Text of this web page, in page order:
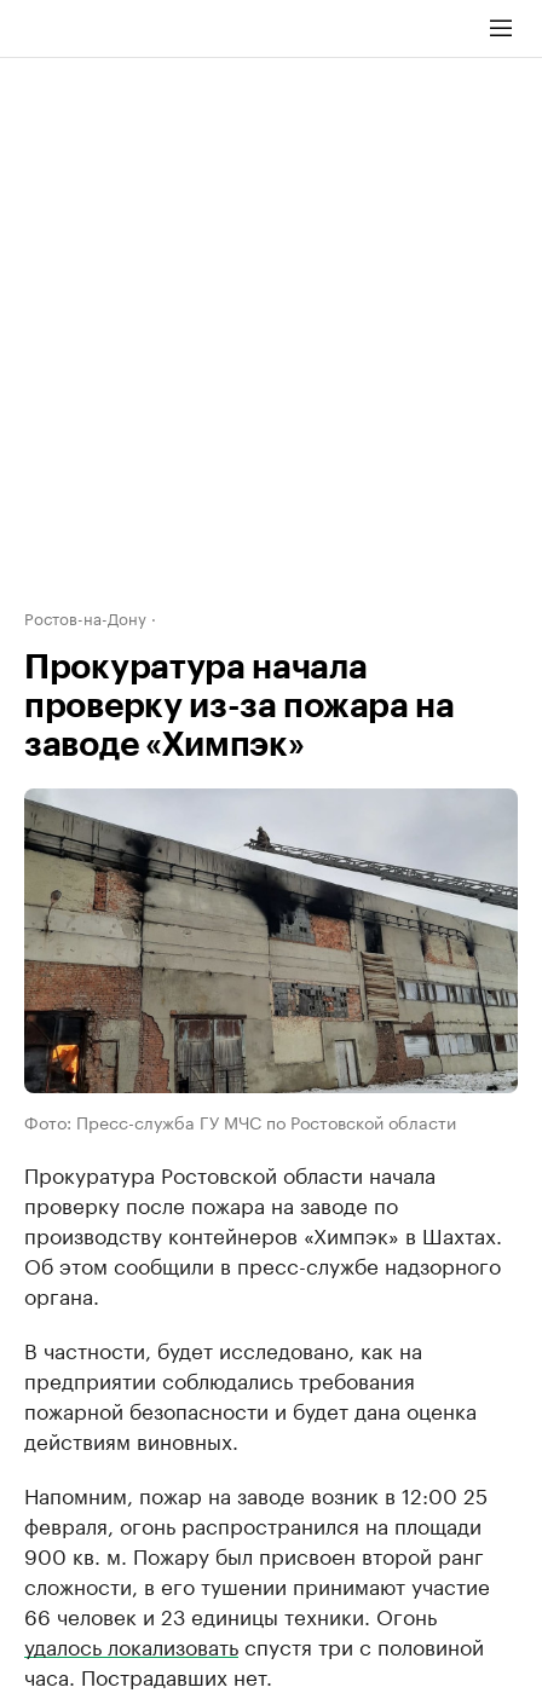
Ростов-на-Дону
Прокуратура начала
проверку из-за пожара на
заводе «Химпэк»
Фото: Пресс-служба ГУ МЧС по Ростовской области
Прокуратура Ростовской области начала
проверку после пожара на заводе по
производству контейнеров «Химпэк» в Шахтах.
Об этом сообщили в пресс-службе надзорного
органа.
В частности, будет исследовано, как на
предприятии соблюдались требования
пожарной безопасности и будет дана оценка
действиям виновных.
Напомним, пожар на заводе возник в 12:00 25
февраля, огонь распространился на площади
900 кв. м. Пожару был присвоен второй ранг
сложности, в его тушении принимают участие
66 человек и 23 единицы техники. Огонь
удалось локализоватьспустя три с половиной
часа. Пострадавших нет.